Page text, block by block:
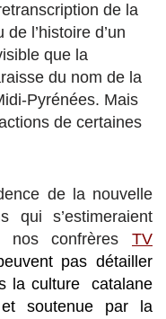
de la
l’histoire d’un
que la
du nom de la
Pyrénées. Mais
de certaines
de la nouvelle
qui s’estimeraient
nos confrères TV
pas détailler
la culture catalane
soutenue par la